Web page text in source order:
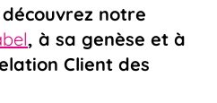
notre
, à sa genèse et à
Client des